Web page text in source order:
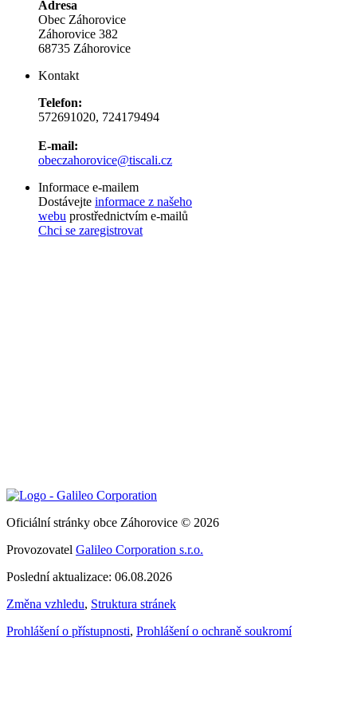
Adresa
Obec Záhorovice
Záhorovice 382
68735 Záhorovice
Kontakt
Telefon:
572691020, 724179494
E-mail:
obeczahorovice@tiscali.cz
Informace e-mailem
Dostávejte informace z našeho
webu prostřednictvím e-mailů
Chci se zaregistrovat
Oficiální stránky obce Záhorovice © 2026
Provozovatel Galileo Corporation s.r.o.
Poslední aktualizace: 06.08.2026
Změna vzhledu, Struktura stránek
Prohlášení o přístupnosti, Prohlášení o ochraně soukromí